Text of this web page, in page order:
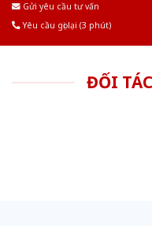
Gửi yêu cầu tư vấn
Yêu cầu gọi lại (3 phút)
ĐỐI